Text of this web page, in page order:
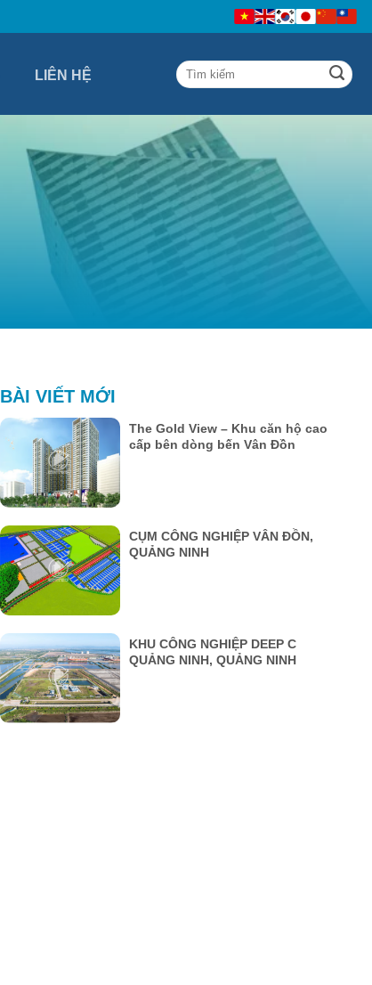
LIÊN HỆ
BÀI VIẾT MỚI
The Gold View – Khu căn hộ cao
cấp bên dòng bến Vân Đồn
CỤM CÔNG NGHIỆP VÂN ĐỒN,
QUẢNG NINH
KHU CÔNG NGHIỆP DEEP C
QUẢNG NINH, QUẢNG NINH